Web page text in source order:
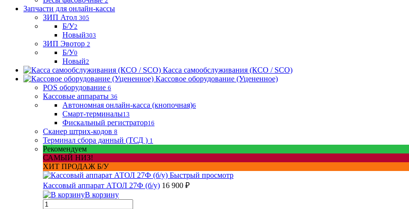
Запчасти для онлайн-кассы
ЗИП Атол 305
Б/У2
Новый303
ЗИП Эвотор 2
Б/У0
Новый2
Касса самообслуживания (КСО / SCO)
Кассовое оборудование (Уцененное)
POS оборудование 6
Кассовые аппараты 36
Автономная онлайн-касса (кнопочная)6
Смарт-терминалы13
Фискальный регистратор16
Сканер штрих-кодов 8
Терминал сбора данный (ТСД ) 1
Рекомендуем
САМЫЙ НИЗ!
ХИТ ПРОДАЖ Б/У
Быстрый просмотр
Кассовый аппарат АТОЛ 27Ф (б/у) 16 900 ₽
В корзину